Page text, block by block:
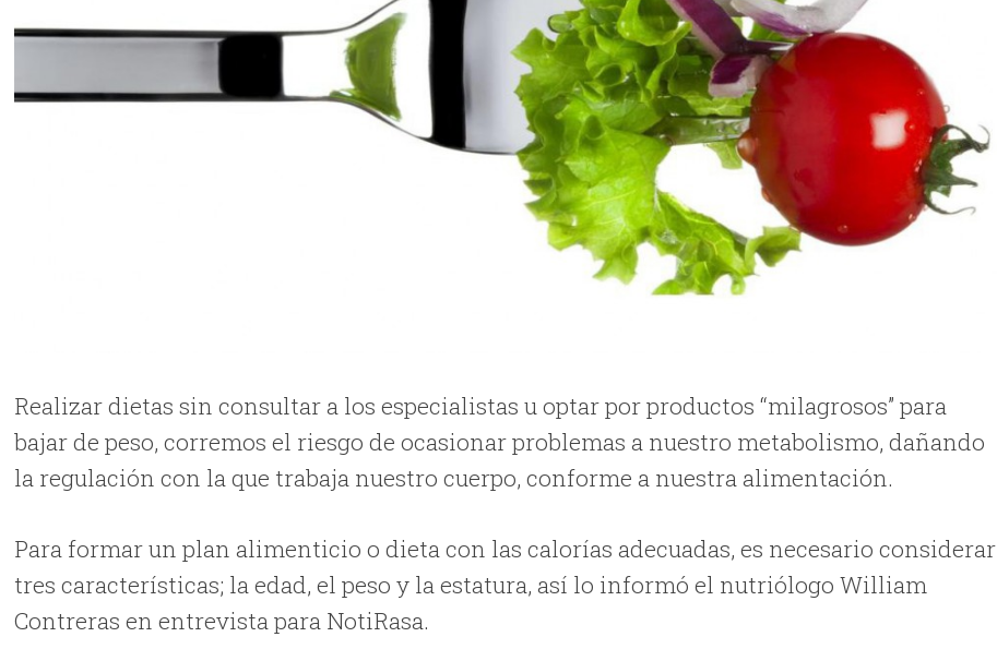
Realizar dietas sin consultar a los especialistas u optar por productos “milagrosos” para
bajar de peso, corremos el riesgo de ocasionar problemas a nuestro metabolismo, dañando
la regulación con la que trabaja nuestro cuerpo, conforme a nuestra alimentación.
Para formar un plan alimenticio o dieta con las calorías adecuadas, es necesario considerar
tres características; la edad, el peso y la estatura, así lo informó el nutriólogo William
Contreras en entrevista para NotiRasa.